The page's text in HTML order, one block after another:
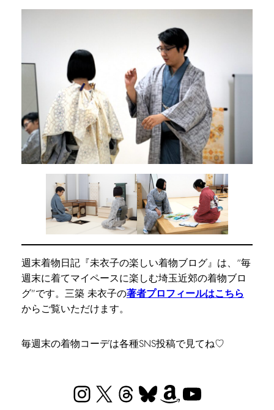
週末着物日記『未衣子の楽しい着物ブログ』は、“毎
週末に着てマイペースに楽しむ埼玉近郊の着物ブロ
グ”です。三築 未衣子の著者プロフィールはこちら
からご覧いただけます。
毎週末の着物コーデは各種SNS投稿で見てね♡
Instagram X Threads Bluesky Amazon YouTube